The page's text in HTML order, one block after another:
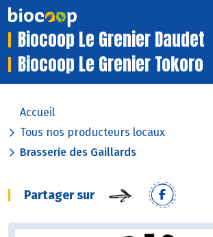
Biocoop Le Grenier Daudet
Biocoop Le Grenier Tokoro
Accueil
Tous nos producteurs locaux
Brasserie des Gaillards
Partager sur